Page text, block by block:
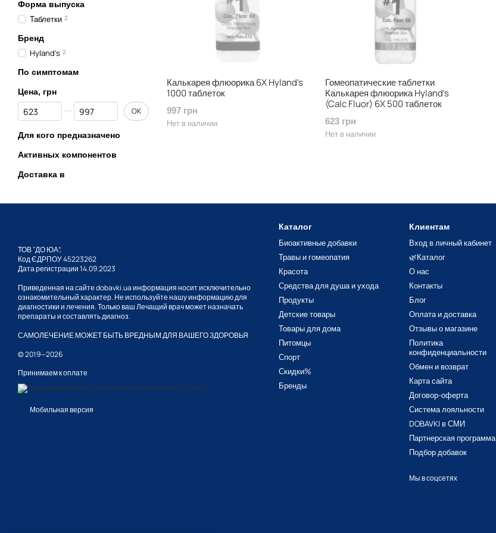
Калькарея флюорика 6X Hyland's
1000 таблеток
997 грн
Нет в наличии
Гомеопатические таблетки
Калькарея флюорика Hyland's
(Calc Fluor) 6X 500 таблеток
623 грн
Нет в наличии
Форма выпуска
Таблетки 2
Бренд
Hyland's 2
По симптомам
Цена, грн
От Цена, грн
До Цена, грн OK
Для кого предназначено
Активных компонентов
Доставка в
ТОВ “ДО ЮА”,
Код ЄДРПОУ 45223262
Дата регистрации 14.09.2023
Приведенная на сайте dobavki.ua информация носит исключительно
ознакомительный характер. Не используйте нашу информацию для
диагностики и лечения. Только ваш Лечащий врач может назначать
препараты и составлять диагноз.
САМОЛЕЧЕНИЕ МОЖЕТ БЫТЬ ВРЕДНЫМ ДЛЯ ВАШЕГО ЗДОРОВЬЯ
© 2019—2026
Принимаем к оплате
Мобильная версия
Каталог
Биоактивные добавки
Травы и гомеопатия
Красота
Средства для душа и ухода
Продукты
Детские товары
Товары для дома
Питомцы
Спорт
Скидки%
Бренды
Клиентам
Вход в личный кабинет
🌿Каталог
О нас
Контакты
Блог
Оплата и доставка
Отзывы о магазине
Политика
конфиденциальности
Обмен и возврат
Карта сайта
Договор-оферта
Система лояльности
DOBAVKI в СМИ
Партнерская программа
Подбор добавок
Мы в соцсетях